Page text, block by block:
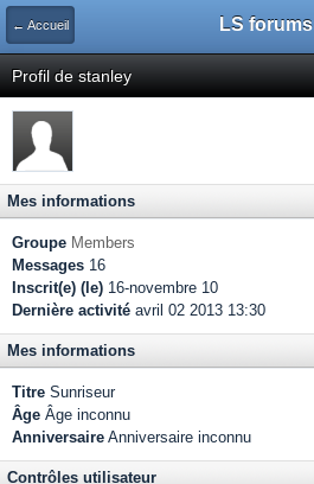
← Accueil LS forums
Profil de stanley
Mes informations
Groupe Members
Messages 16
Inscrit(e) (le) 16-novembre 10
Dernière activité avril 02 2013 13:30
Mes informations
Titre Sunriseur
Âge Âge inconnu
Anniversaire Anniversaire inconnu
Contrôles utilisateur